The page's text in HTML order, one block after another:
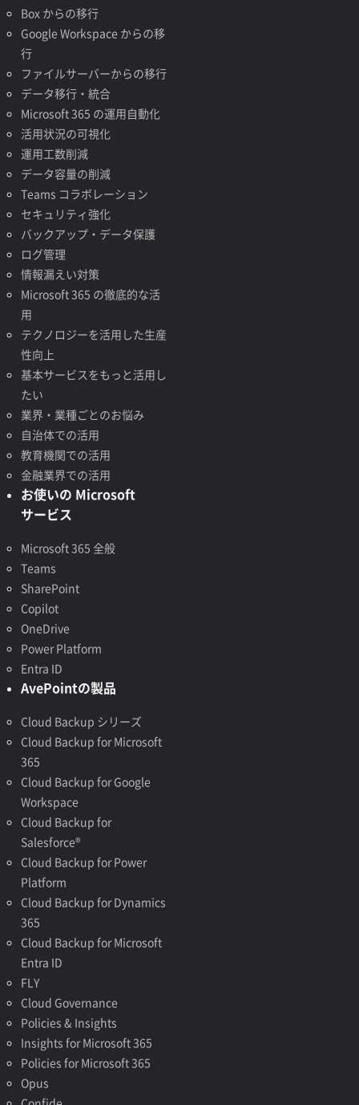
Box からの移行
Google Workspace からの移
行
ファイルサーバーからの移行
データ移行・統合
Microsoft 365 の運用自動化
活用状況の可視化
運用工数削減
データ容量の削減
Teams コラボレーション
セキュリティ強化
バックアップ・データ保護
ログ管理
情報漏えい対策
Microsoft 365 の徹底的な活
用
テクノロジーを活用した生産
性向上
基本サービスをもっと活用し
たい
業界・業種ごとのお悩み
自治体での活用
教育機関での活用
金融業界での活用
お使いの Microsoft
サービス
Microsoft 365 全般
Teams
SharePoint
Copilot
OneDrive
Power Platform
Entra ID
AvePointの製品
Cloud Backup シリーズ
Cloud Backup for Microsoft
365
Cloud Backup for Google
Workspace
Cloud Backup for
Salesforce®
Cloud Backup for Power
Platform
Cloud Backup for Dynamics
365
Cloud Backup for Microsoft
Entra ID
FLY
Cloud Governance
Policies & Insights
Insights for Microsoft 365
Policies for Microsoft 365
Opus